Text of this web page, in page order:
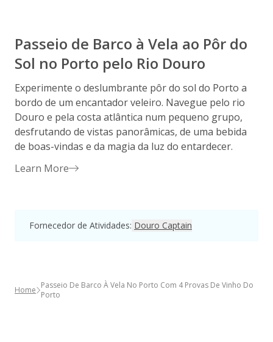
Passeio de Barco à Vela ao Pôr do
Sol no Porto pelo Rio Douro
Experimente o deslumbrante pôr do sol do Porto a
bordo de um encantador veleiro. Navegue pelo rio
Douro e pela costa atlântica num pequeno grupo,
desfrutando de vistas panorâmicas, de uma bebida
de boas-vindas e da magia da luz do entardecer.
Learn More
Fornecedor de Atividades: Douro Captain
Home Passeio De Barco À Vela No Porto Com 4 Provas De Vinho Do
Porto